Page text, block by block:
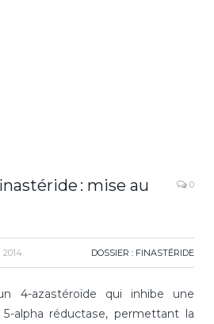
: mise au
0
2014 DOSSIER : FINASTÉRIDE
4-azastéroïde qui inhibe une
alpha réductase, permettant la